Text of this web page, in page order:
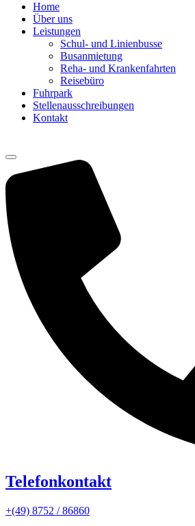
Home
Über uns
Leistungen
Schul- und Linienbusse
Busanmietung
Reha- und Krankenfahrten
Reisebüro
Fuhrpark
Stellenausschreibungen
Kontakt
Telefonkontakt
+(49) 8752 / 86860